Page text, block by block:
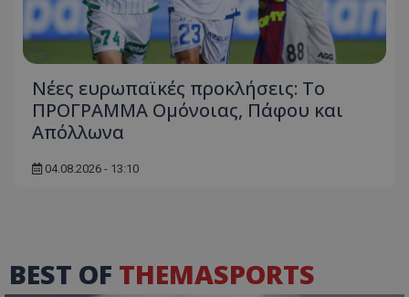
Νέες ευρωπαϊκές προκλήσεις: Το
ΠΡΟΓΡΑΜΜΑ Ομόνοιας, Πάφου και
Απόλλωνα
04.08.2026 - 13:10
BEST OF THEMASPORTS